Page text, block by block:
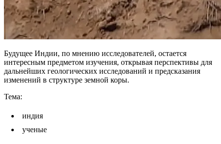
Будущее Индии, по мнению исследователей, остается
интересным предметом изучения, открывая перспективы для
дальнейших геологических исследований и предсказания
изменений в структуре земной коры.
Тема:
индия
ученые